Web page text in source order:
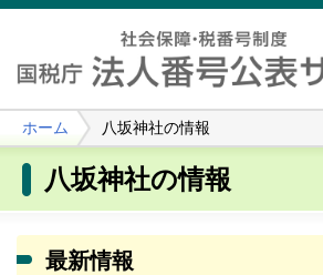
ホーム 八坂神社の情報
八坂神社の情報
最新情報